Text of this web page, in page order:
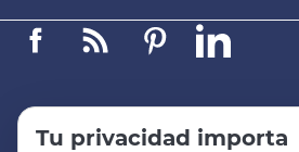
FacebookLinkedinPinterest
Tu privacidad importa